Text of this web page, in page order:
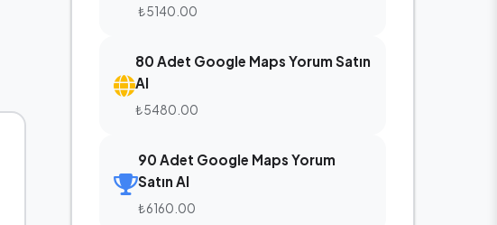
₺5140.00
80 Adet Google Maps Yorum Satın
Al
₺5480.00
90 Adet Google Maps Yorum
Satın Al
₺6160.00